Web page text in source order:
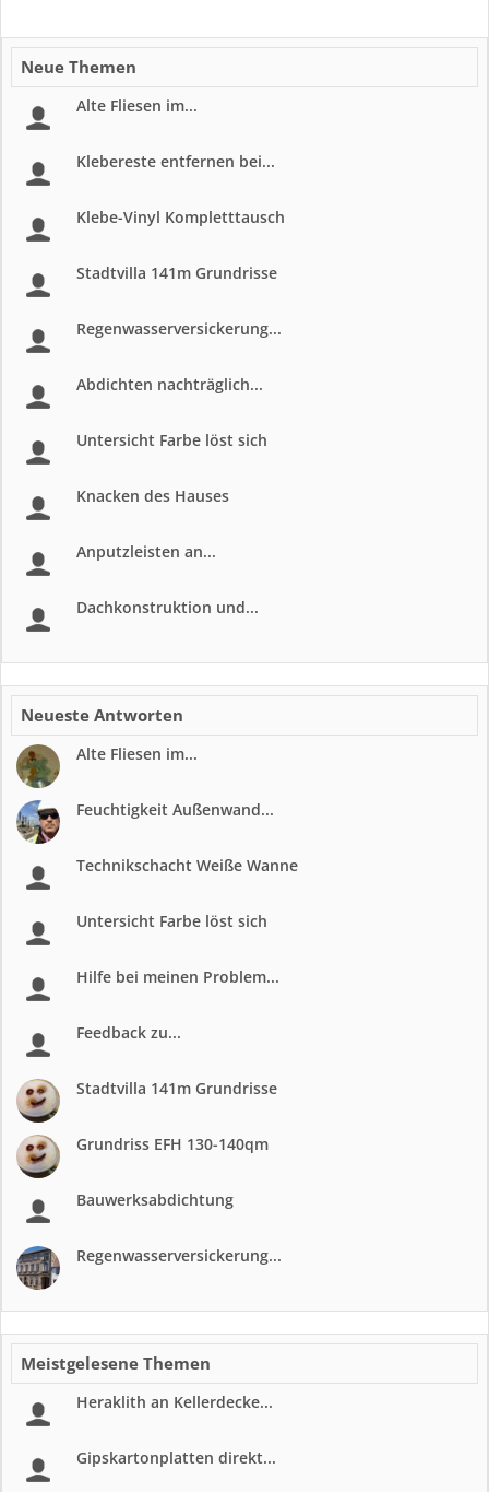
Neue Themen
Alte Fliesen im...
Klebereste entfernen bei...
Klebe-Vinyl Kompletttausch
Stadtvilla 141m Grundrisse
Regenwasserversickerung...
Abdichten nachträglich...
Untersicht Farbe löst sich
Knacken des Hauses
Anputzleisten an...
Dachkonstruktion und...
Neueste Antworten
Alte Fliesen im...
Feuchtigkeit Außenwand...
Technikschacht Weiße Wanne
Untersicht Farbe löst sich
Hilfe bei meinen Problem...
Feedback zu...
Stadtvilla 141m Grundrisse
Grundriss EFH 130-140qm
Bauwerksabdichtung
Regenwasserversickerung...
Meistgelesene Themen
Heraklith an Kellerdecke...
Gipskartonplatten direkt...